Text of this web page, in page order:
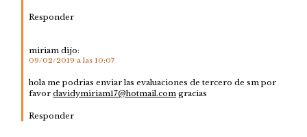
Responder
miriam dijo:
09/02/2019 a las 10:07
hola me podrias enviar las evaluaciones de tercero de sm por
favordavidymiriam17@hotmail.com gracias
Responder